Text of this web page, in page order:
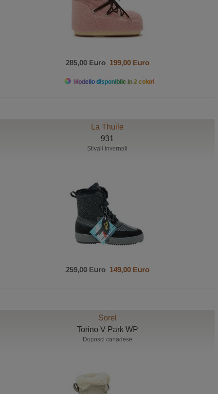
285,00 Euro199,00 Euro
Modello disponibile in 2 colori
La Thuile
931
Stivali invernali
259,00 Euro149,00 Euro
Sorel
Torino V Park WP
Doposci canadese